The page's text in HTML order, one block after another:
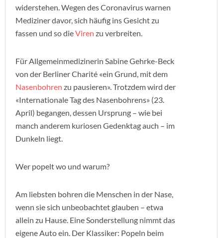
widerstehen. Wegen des Coronavirus warnen
Mediziner davor, sich häufig ins Gesicht zu
fassen und so dieViren zu verbreiten.
Für Allgemeinmedizinerin Sabine Gehrke-Beck
von der Berliner Charité «ein Grund, mit dem
Nasenbohren zu pausieren». Trotzdem wird der
«Internationale Tag des Nasenbohrens» (23.
April) begangen, dessen Ursprung – wie bei
manch anderem kuriosen Gedenktag auch – im
Dunkeln liegt.
Wer popelt wo und warum?
Am liebsten bohren die Menschen in der Nase,
wenn sie sich unbeobachtet glauben – etwa
allein zu Hause. Eine Sonderstellung nimmt das
eigene Auto ein. Der Klassiker: Popeln beim